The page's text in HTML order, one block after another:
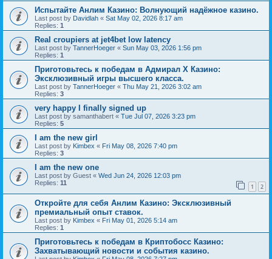
Испытайте Анлим Казино: Волнующий надёжное казино.
Last post by Davidlah « Sat May 02, 2026 8:17 am
Replies: 1
Real croupiers at jet4bet low latency
Last post by TannerHoeger « Sun May 03, 2026 1:56 pm
Replies: 1
Приготовьтесь к победам в Адмирал Х Казино:
Эксклюзивный игры высшего класса.
Last post by TannerHoeger « Thu May 21, 2026 3:02 am
Replies: 3
very happy I finally signed up
Last post by samanthabert « Tue Jul 07, 2026 3:23 pm
Replies: 5
I am the new girl
Last post by Kimbex « Fri May 08, 2026 7:40 pm
Replies: 3
I am the new one
Last post by Guest « Wed Jun 24, 2026 12:03 pm
Replies: 11 1 2
Откройте для себя Анлим Казино: Эксклюзивный
премиальный опыт ставок.
Last post by Kimbex « Fri May 01, 2026 5:14 am
Replies: 1
Приготовьтесь к победам в Криптобосс Казино:
Захватывающий новости и события казино.